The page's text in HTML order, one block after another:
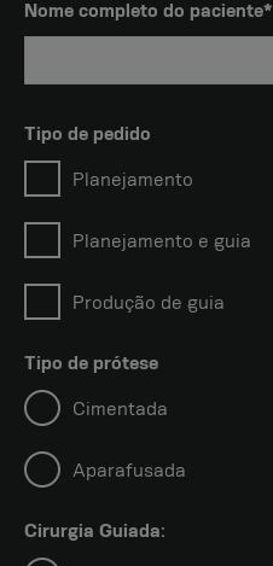
Nome completo do paciente*
Tipo de pedido
Planejamento
Planejamento e guia
Produção de guia
Tipo de prótese
Cimentada
Aparafusada
Cirurgia Guiada: